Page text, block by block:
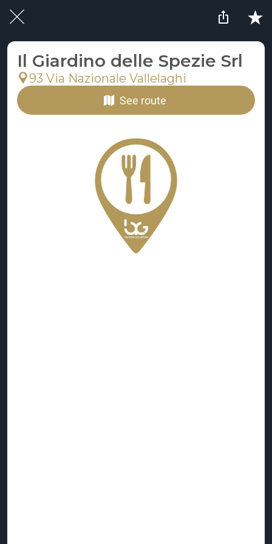
Il Giardino delle Spezie Srl
93 Via Nazionale Vallelaghi
See route